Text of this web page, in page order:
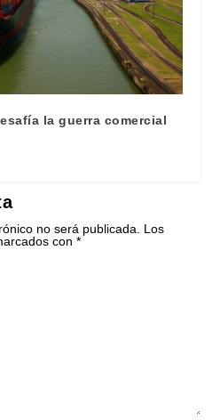
la guerra comercial
no será publicada.
Los
con*